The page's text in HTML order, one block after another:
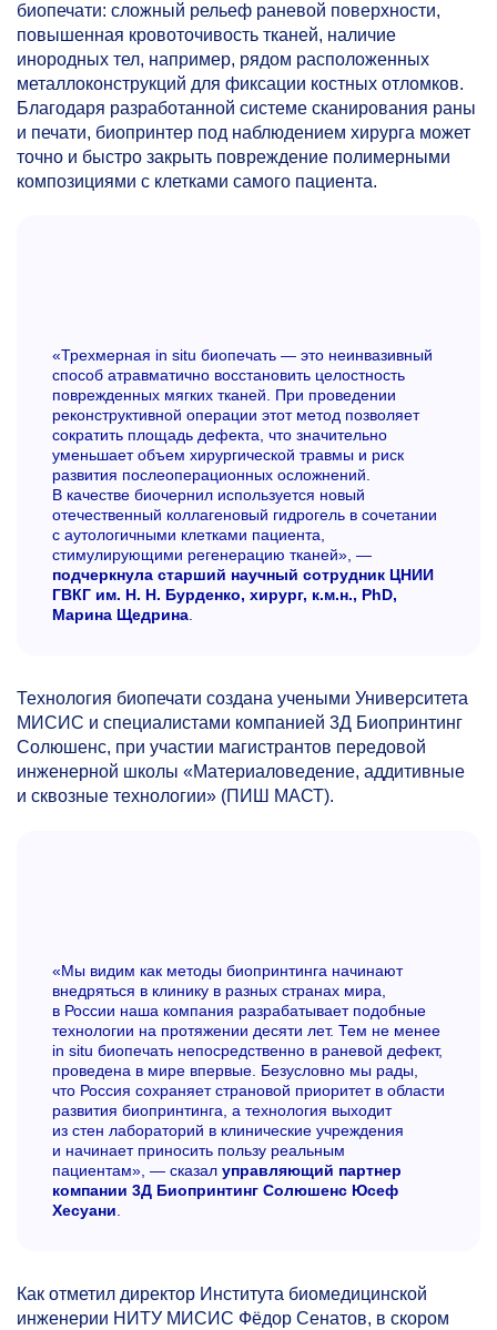
биопечати: сложный рельеф раневой поверхности,
повышенная кровоточивость тканей, наличие
инородных тел, например, рядом расположенных
металлоконструкций для фиксации костных отломков.
Благодаря разработанной системе сканирования раны
и печати, биопринтер под наблюдением хирурга может
точно и быстро закрыть повреждение полимерными
композициями с клетками самого пациента.
«Трехмерная in situ биопечать — это неинвазивный
способ атравматично восстановить целостность
поврежденных мягких тканей. При проведении
реконструктивной операции этот метод позволяет
сократить площадь дефекта, что значительно
уменьшает объем хирургической травмы и риск
развития послеоперационных осложнений.
В качестве биочернил используется новый
отечественный коллагеновый гидрогель в сочетании
с аутологичными клетками пациента,
стимулирующими регенерацию тканей», —
подчеркнула старший научный сотрудник ЦНИИ
ГВКГ им. Н. Н. Бурденко, хирург, к.м.н., PhD,
Марина Щедрина.
Технология биопечати создана учеными Университета
МИСИС и специалистами компанией 3Д Биопринтинг
Солюшенс, при участии магистрантов передовой
инженерной школы «Материаловедение, аддитивные
и сквозные технологии» (ПИШ МАСТ).
«Мы видим как методы биопринтинга начинают
внедряться в клинику в разных странах мира,
в России наша компания разрабатывает подобные
технологии на протяжении десяти лет. Тем не менее
in situ биопечать непосредственно в раневой дефект,
проведена в мире впервые. Безусловно мы рады,
что Россия сохраняет страновой приоритет в области
развития биопринтинга, а технология выходит
из стен лабораторий в клинические учреждения
и начинает приносить пользу реальным
пациентам», — сказал управляющий партнер
компании 3Д Биопринтинг Солюшенс Юсеф
Хесуани
Как отметил директор Института биомедицинской
инженерии НИТУ МИСИС Фёдор Сенатов, в скором